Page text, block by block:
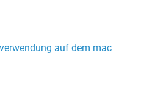
auf dem mac